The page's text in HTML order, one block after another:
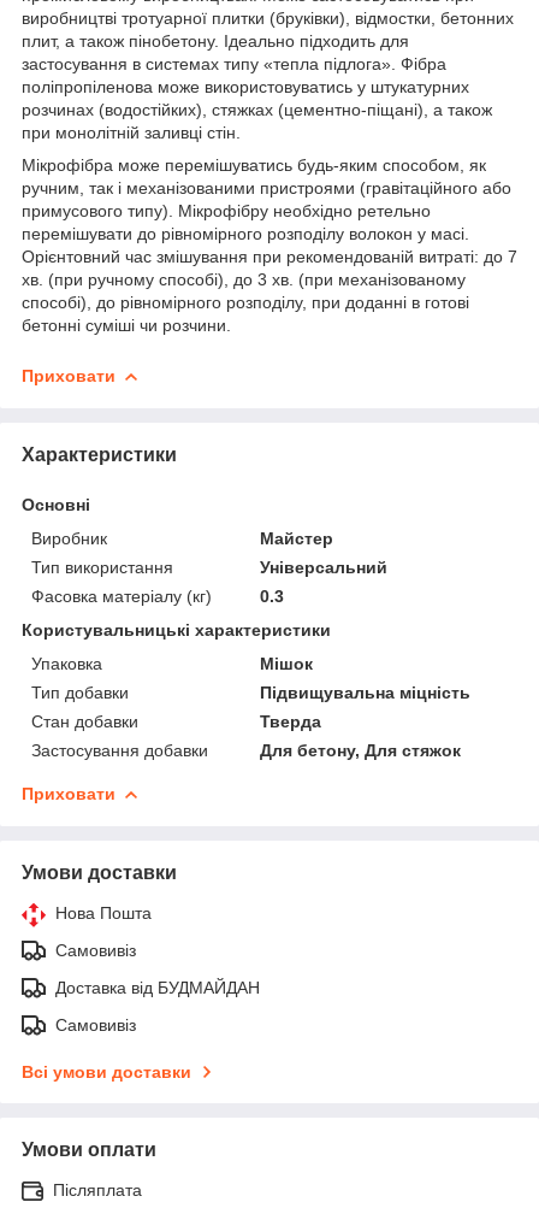
виробництві тротуарної плитки (бруківки), відмостки, бетонних
плит, а також пінобетону. Ідеально підходить для
застосування в системах типу «тепла підлога». Фібра
поліпропіленова може використовуватись у штукатурних
розчинах (водостійких), стяжках (цементно-піщані), а також
при монолітній заливці стін.
Мікрофібра може перемішуватись будь-яким способом, як
ручним, так і механізованими пристроями (гравітаційного або
примусового типу). Мікрофібру необхідно ретельно
перемішувати до рівномірного розподілу волокон у масі.
Орієнтовний час змішування при рекомендованій витраті: до 7
хв. (при ручному способі), до 3 хв. (при механізованому
способі), до рівномірного розподілу, при доданні в готові
бетонні суміші чи розчини.
Приховати
Характеристики
Основні
Виробник
Майстер
Тип використання
Універсальний
Фасовка матеріалу (кг)
0.3
Користувальницькі характеристики
Упаковка
Мішок
Тип добавки
Підвищувальна міцність
Стан добавки
Тверда
Застосування добавки
Для бетону, Для стяжок
Приховати
Умови доставки
Нова Пошта
Самовивіз
Доставка від БУДМАЙДАН
Самовивіз
Всі умови доставки
Умови оплати
Післяплата